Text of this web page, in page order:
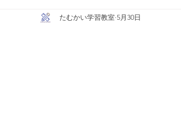
たむかい学習教室 5月30日